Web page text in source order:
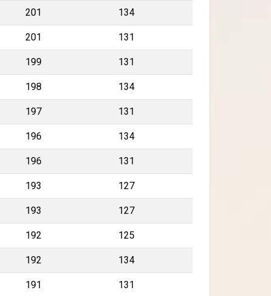
201 134
201 131
199 131
198 134
197 131
196 134
196 131
193 127
193 127
192 125
192 134
191 131